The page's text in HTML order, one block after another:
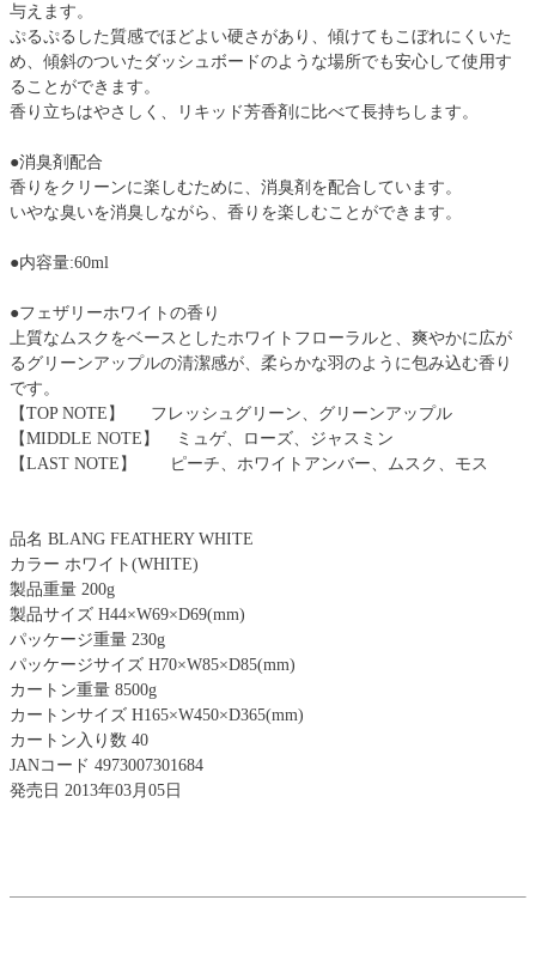
与えます。
ぷるぷるした質感でほどよい硬さがあり、傾けてもこぼれにくいた
め、傾斜のついたダッシュボードのような場所でも安心して使用す
ることができます。
香り立ちはやさしく、リキッド芳香剤に比べて長持ちします。
●消臭剤配合
香りをクリーンに楽しむために、消臭剤を配合しています。
いやな臭いを消臭しながら、香りを楽しむことができます。
●内容量:60ml
●フェザリーホワイトの香り
上質なムスクをベースとしたホワイトフローラルと、爽やかに広が
るグリーンアップルの清潔感が、柔らかな羽のように包み込む香り
です。
【TOP NOTE】 フレッシュグリーン、グリーンアップル
【MIDDLE NOTE】 ミュゲ、ローズ、ジャスミン
【LAST NOTE】 ピーチ、ホワイトアンバー、ムスク、モス
品名 BLANG FEATHERY WHITE
カラー ホワイト(WHITE)
製品重量 200g
製品サイズ H44×W69×D69(mm)
パッケージ重量 230g
パッケージサイズ H70×W85×D85(mm)
カートン重量 8500g
カートンサイズ H165×W450×D365(mm)
カートン入り数 40
JANコード 4973007301684
発売日 2013年03月05日